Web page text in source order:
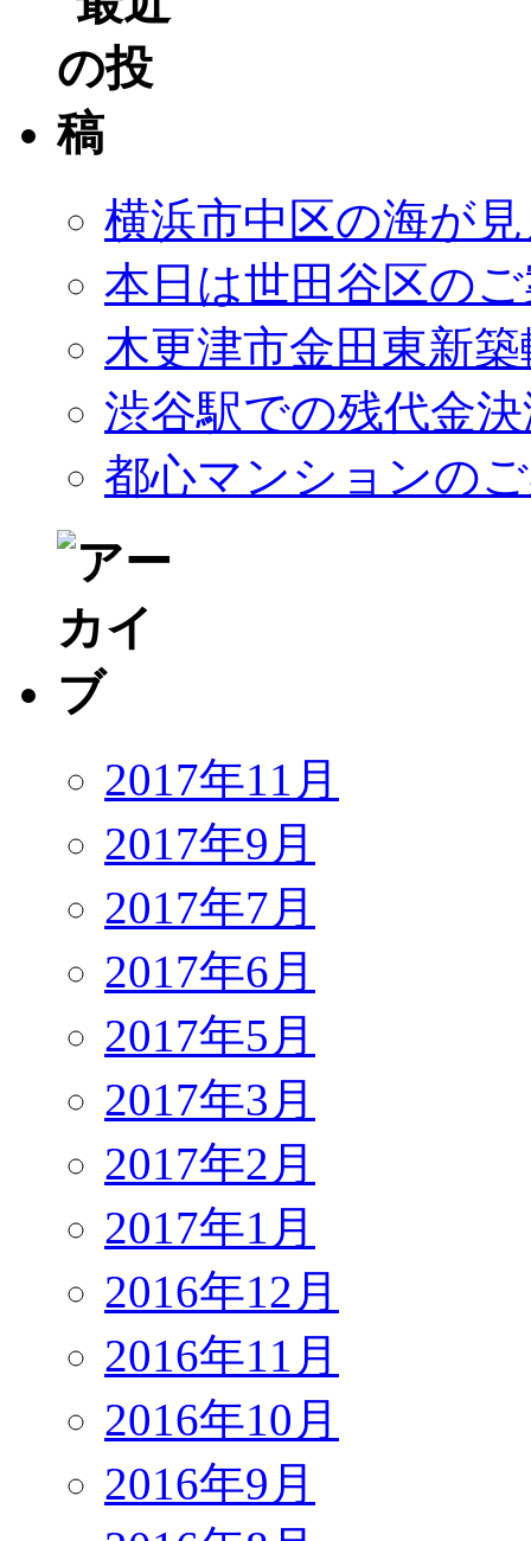
横浜市中区の海が
本日は世田谷区の
木更津市金田東新
渋谷駅での残代金
都心マンションの
2017年11月
2017年9月
2017年7月
2017年6月
2017年5月
2017年3月
2017年2月
2017年1月
2016年12月
2016年11月
2016年10月
2016年9月